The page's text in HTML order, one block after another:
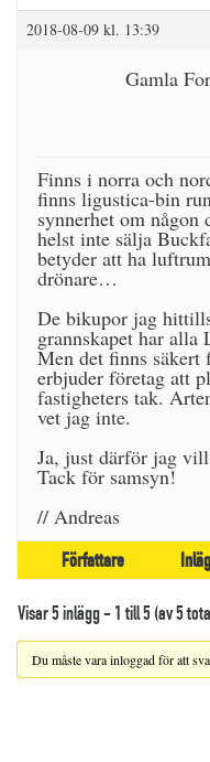
2018-08-09 kl. 13:39
Gamla
Finns i norra och
finns ligustica-bin
synnerhet om
helst inte sälja
betyder att ha
drönare…
De bikupor jag
grannskapet har alla
Men det finns säkert
erbjuder företag att
fastigheters tak.
vet jag inte.
Ja, just därför jag
Tack för samsyn!
// Andreas
Författare
Visar 5 inlägg - 1 till 5 (av 5
Du måste vara inloggad för att